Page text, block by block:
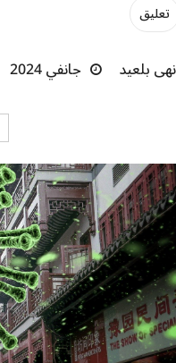
تعليق
نهى بلعيد جانفي 2024